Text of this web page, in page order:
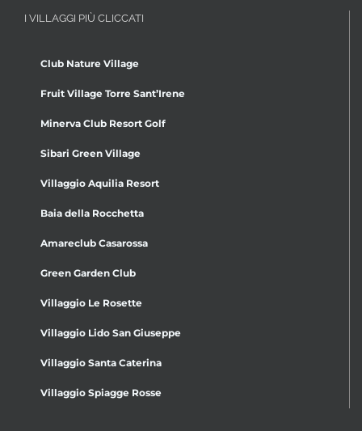
I VILLAGGI PIÙ CLICCATI
Club Nature Village
Fruit Village Torre Sant’Irene
Minerva Club Resort Golf
Sibari Green Village
Villaggio Aquilia Resort
Baia della Rocchetta
Amareclub Casarossa
Green Garden Club
Villaggio Le Rosette
Villaggio Lido San Giuseppe
Villaggio Santa Caterina
Villaggio Spiagge Rosse